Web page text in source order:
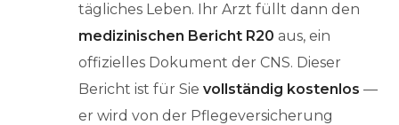
tägliches Leben. Ihr Arzt füllt dann den
medizinischen Bericht R20 aus, ein
offizielles Dokument der CNS. Dieser
Bericht ist für Sie vollständig kostenlos —
er wird von der Pflegeversicherung